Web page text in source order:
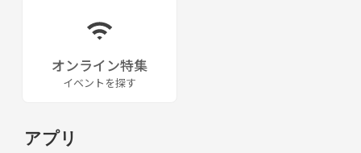
オンライン特集
イベントを探す
アプリ